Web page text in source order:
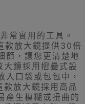
常實用的工具。
款放大鏡提供30倍
節，讓您更清楚地
鏡採用摺疊式設
入口袋或包包中，
放大鏡採用高品
產生模糊或扭曲的